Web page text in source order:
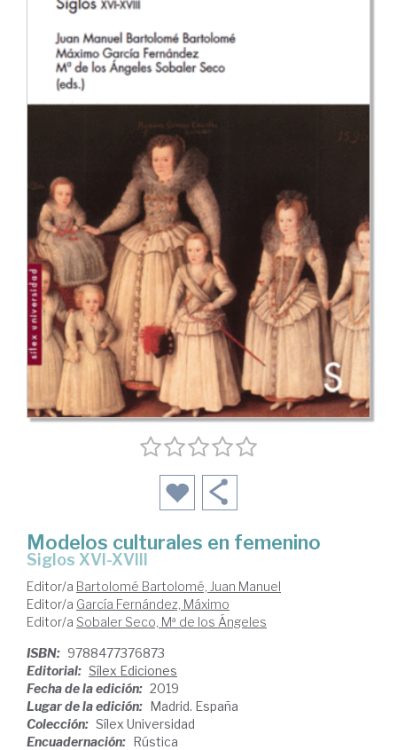
Modelos culturales en femenino
Siglos XVI-XVIII
Editor/a Bartolomé Bartolomé, Juan Manuel
Editor/a García Fernández, Máximo
Editor/a Sobaler Seco, Mª de los Ángeles
ISBN: 9788477376873
Editorial: Sílex Ediciones
Fecha de la edición: 2019
Lugar de la edición: Madrid. España
Colección: Sílex Universidad
Encuadernación: Rústica